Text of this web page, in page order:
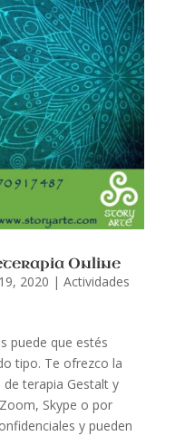
Online
2020 | Actividades
puede que estés
tipo. Te ofrezco la
terapia Gestalt y
Skype o por
y pueden